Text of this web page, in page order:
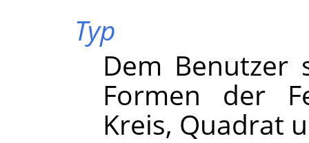
Typ
Dem Benutzer
Formen der
Kreis, Quadrat